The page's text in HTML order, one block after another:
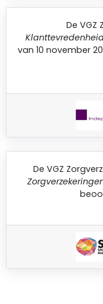
De VGZ
van 10 november
De VGZ